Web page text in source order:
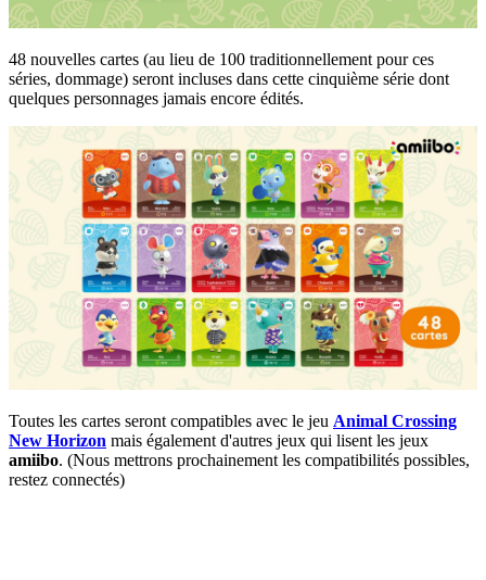
48 nouvelles cartes (au lieu de 100 traditionnellement pour ces
séries, dommage) seront incluses dans cette cinquième série dont
quelques personnages jamais encore édités.
Toutes les cartes seront compatibles avec le jeu Animal Crossing
New Horizon mais également d'autres jeux qui lisent les jeux
amiibo. (Nous mettrons prochainement les compatibilités possibles,
restez connectés)